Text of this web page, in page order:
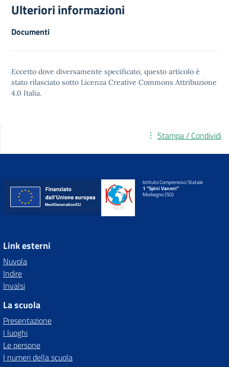
Ulteriori informazioni
Documenti
Eccetto dove diversamente specificato, questo articolo è
stato rilasciato sotto Licenza Creative Commons Attribuzione
4.0 Italia.
Stampa / Condividi
Istituto Comprensivo Statale
1 "Spini Vanoni"
Morbegno (SO)
Link esterni
Nuvola
Indire
Invalsi
La scuola
Presentazione
I luoghi
Le persone
I numeri della scuola